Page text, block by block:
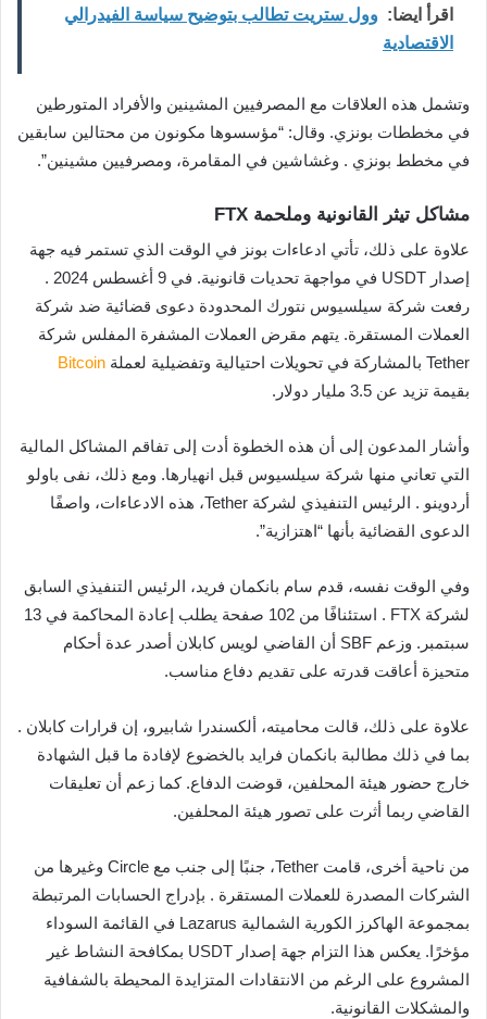
اقرأ ايضا: وول ستريت تطالب بتوضيح سياسة الفيدرالي
الاقتصادية
وتشمل هذه العلاقات مع المصرفيين المشينين والأفراد المتورطين
في مخططات بونزي. وقال: “مؤسسوها مكونون من محتالين سابقين
في مخطط بونزي . وغشاشين في المقامرة، ومصرفيين مشينين”.
مشاكل تيثر القانونية وملحمة FTX
علاوة على ذلك، تأتي ادعاءات بونز في الوقت الذي تستمر فيه جهة
إصدار USDT في مواجهة تحديات قانونية. في 9 أغسطس 2024 .
رفعت شركة سيلسيوس نتورك المحدودة دعوى قضائية ضد شركة
العملات المستقرة. يتهم مقرض العملات المشفرة المفلس شركة
Tether بالمشاركة في تحويلات احتيالية وتفضيلية لعملة
Bitcoin
بقيمة تزيد عن 3.5 مليار دولار.
وأشار المدعون إلى أن هذه الخطوة أدت إلى تفاقم المشاكل المالية
التي تعاني منها شركة سيلسيوس قبل انهيارها. ومع ذلك، نفى باولو
أردوينو . الرئيس التنفيذي لشركة Tether، هذه الادعاءات، واصفًا
الدعوى القضائية بأنها “اهتزازية”.
وفي الوقت نفسه، قدم سام بانكمان فريد، الرئيس التنفيذي السابق
لشركة FTX . استئنافًا من 102 صفحة يطلب إعادة المحاكمة في 13
سبتمبر. وزعم SBF أن القاضي لويس كابلان أصدر عدة أحكام
متحيزة أعاقت قدرته على تقديم دفاع مناسب.
علاوة على ذلك، قالت محاميته، ألكسندرا شابيرو، إن قرارات كابلان .
بما في ذلك مطالبة بانكمان فرايد بالخضوع لإفادة ما قبل الشهادة
خارج حضور هيئة المحلفين، قوضت الدفاع. كما زعم أن تعليقات
القاضي ربما أثرت على تصور هيئة المحلفين.
من ناحية أخرى، قامت Tether، جنبًا إلى جنب مع Circle وغيرها من
الشركات المصدرة للعملات المستقرة . بإدراج الحسابات المرتبطة
بمجموعة الهاكرز الكورية الشمالية Lazarus في القائمة السوداء
مؤخرًا. يعكس هذا التزام جهة إصدار USDT بمكافحة النشاط غير
المشروع على الرغم من الانتقادات المتزايدة المحيطة بالشفافية
والمشكلات القانونية.